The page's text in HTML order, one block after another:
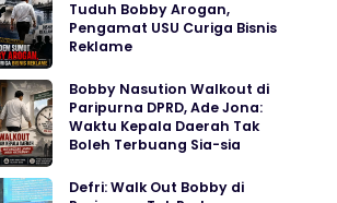
Tuduh Bobby Arogan,
Pengamat USU Curiga Bisnis
Reklame
Bobby Nasution Walkout di
Paripurna DPRD, Ade Jona:
Waktu Kepala Daerah Tak
Boleh Terbuang Sia-sia
Defri: Walk Out Bobby di